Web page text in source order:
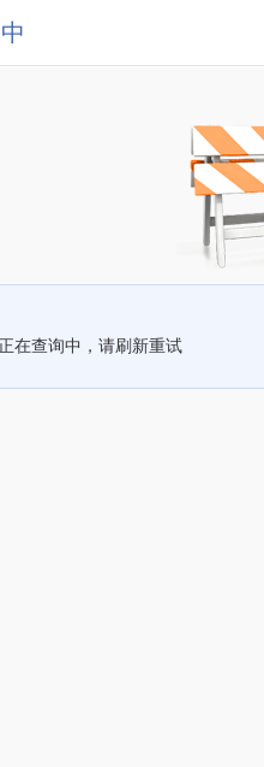
在查询中，请刷新重试